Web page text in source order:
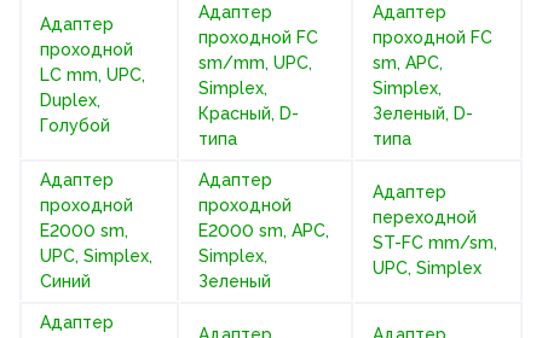
Адаптер
проходной
LC mm, UPC,
Duplex,
Голубой
Адаптер
проходной FC
sm/mm, UPC,
Simplex,
Красный, D-
типа
Адаптер
проходной FC
sm, APC,
Simplex,
Зеленый, D-
типа
Адаптер
проходной
E2000 sm,
UPC, Simplex,
Синий
Адаптер
проходной
E2000 sm, APC,
Simplex,
Зеленый
Адаптер
переходной
ST-FC mm/sm,
UPC, Simplex
Адаптер
Адаптер
Адаптер